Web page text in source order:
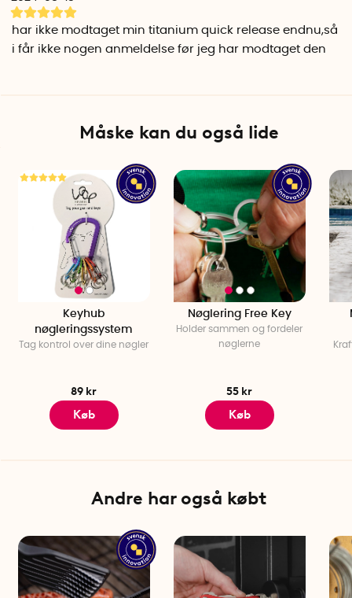
Ekstra holdbar magnet, der kan bære vægt op til 9 kg.
Titanium
Pakken indeholder
Specifikationer
Vægt: cirka 5 gram pr. styk
Diameter: 1 cm
Længde: 1,5 cm
Nøglering diameter: 1,5 cm
Materiale: ABS plast eller titan, rustfrit stål
har ikke modtaget min titanium quick release endnu,så
i får ikke nogen anmeldelse før jeg har modtaget den
Måske kan du også lide
Keyhub
nøgleringssystem
Tag kontrol over dine nøgler
89 kr
Køb
Nøglering Free Key
Holder sammen og fordeler
nøglerne
55 kr
Køb
Andre har også købt